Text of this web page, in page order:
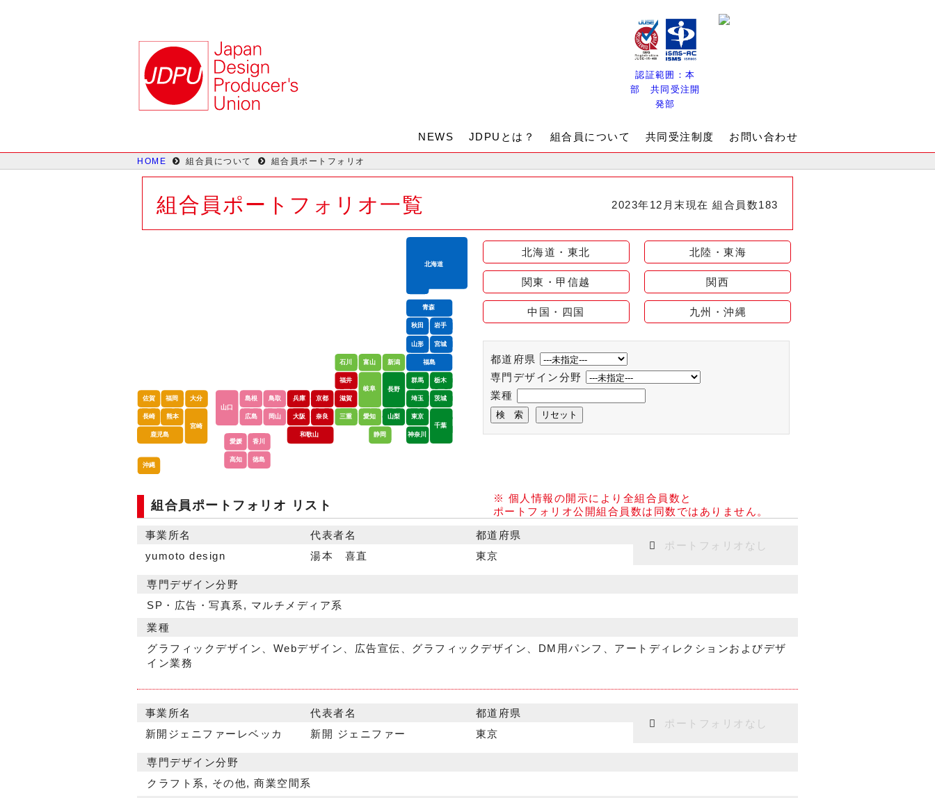
認証範囲：本
部 共同受注開
発部
NEWS JDPUとは？ 組合員について 共同受注制度 お問い合わせ
HOME 組合員について 組合員ポートフォリオ
組合員ポートフォリオ一覧 2023年12月末現在 組合員数183
北海道・東北 北陸・東海
関東・甲信越 関西
中国・四国 九州・沖縄
都道府県
専門デザイン分野
業種
組合員ポートフォリオ リスト
※ 個人情報の開示により全組合員数と
ポートフォリオ公開組合員数は同数ではありません。
事業所名
yumoto design
代表者名
湯本 喜直
都道府県
東京
ポートフォリオなし
専門デザイン分野
SP・広告・写真系, マルチメディア系
業種
グラフィックデザイン、Webデザイン、広告宣伝、グラフィックデザイン、DM用パンフ、アートディレクションおよびデザ
イン業務
事業所名
新開ジェニファーレベッカ
代表者名
新開 ジェニファー
都道府県
東京
ポートフォリオなし
専門デザイン分野
クラフト系, その他, 商業空間系